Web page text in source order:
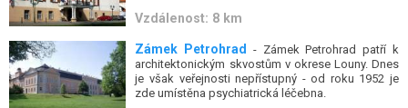
Vzdálenost: 8 km
Zámek Petrohrad - Zámek Petrohrad patří k
architektonickým skvostům v okrese Louny. Dnes
je však veřejnosti nepřístupný - od roku 1952 je
zde umístěna psychiatrická léčebna.